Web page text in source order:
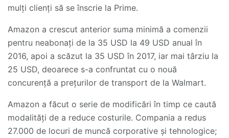
mulți clienți să se înscrie la Prime.
Amazon a crescut anterior suma minimă a comenzii
pentru neabonați de la 35 USD la 49 USD anual în
2016, apoi a scăzut la 35 USD în 2017, iar mai târziu la
25 USD, deoarece s-a confruntat cu o nouă
concurență a prețurilor de transport de la Walmart.
Amazon a făcut o serie de modificări în timp ce caută
modalități de a reduce costurile. Compania a redus
27.000 de locuri de muncă corporative și tehnologice;